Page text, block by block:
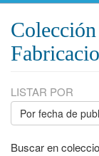
LISTAR POR
Por fecha de
Buscar en